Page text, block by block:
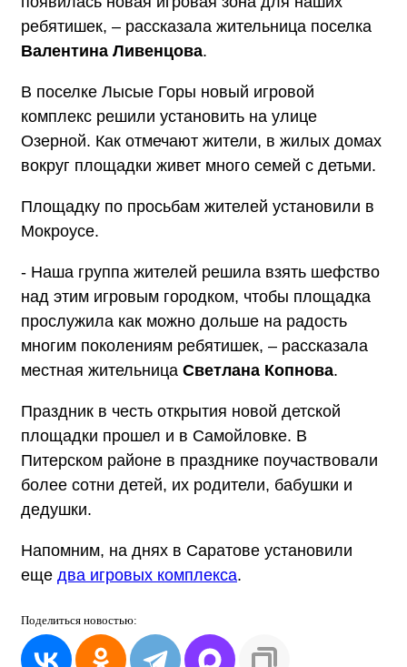
ребятишек, – рассказала жительница поселка
Валентина Ливенцова.
В поселке Лысые Горы новый игровой
комплекс решили установить на улице
Озерной. Как отмечают жители, в жилых домах
вокруг площадки живет много семей с детьми.
Площадку по просьбам жителей установили в
Мокроусе.
- Наша группа жителей решила взять шефство
над этим игровым городком, чтобы площадка
прослужила как можно дольше на радость
многим поколениям ребятишек, – рассказала
местная жительница Светлана Копнова.
Праздник в честь открытия новой детской
площадки прошел и в Самойловке. В
Питерском районе в празднике поучаствовали
более сотни детей, их родители, бабушки и
дедушки.
Напомним, на днях в Саратове установили
еще два игровых комплекса.
Поделиться новостью: